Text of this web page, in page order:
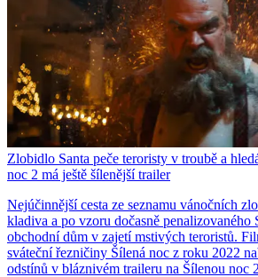
Zlobidlo Santa peče teroristy v troubě a
noc 2 má ještě šílenější trailer
Nejúčinnější cesta ze seznamu vánočních
kladiva a po vzoru dočasně penalizovaného
obchodní dům v zajetí mstivých teroristů.
sváteční řezničiny Šílená noc z roku 2022
odstínů v bláznivém traileru na Šílenou noc